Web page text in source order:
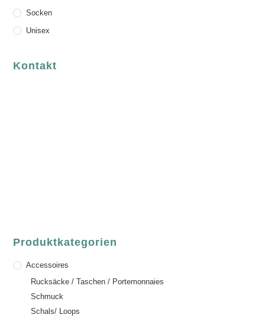
Socken
Unisex
Kontakt
Produktkategorien
Accessoires
Rucksäcke / Taschen / Portemonnaies
Schmuck
Schals/ Loops